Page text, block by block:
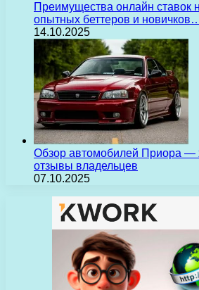
Преимущества онлайн ставок
опытных беттеров и
14.10.2025
Обзор автомобилей Приора —
отзывы владельцев
07.10.2025